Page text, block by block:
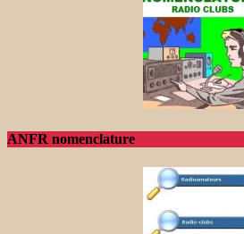
ANFR nomenclature